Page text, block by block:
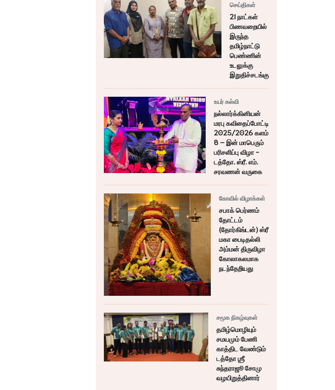
செய்திகள்
21 நாட்கள்
பிணவறையில்
இருந்த
தமிழ்நாட்டு
பெண்ணின்
உடலுக்கு
இறுதிச்சடங்கு
உயர் கல்வி
நல்லார்க்கினியன்
மரபு கவிதைப்போட்டி
2025/2026 களம்
8 – இன் மாபெரும்
பரிசளிப்பு விழா -
டத்தோ. ஸ்ரீ. எம்.
சரவணன் வருகை
கோவில் விழாக்கள்
சபாக் பெர்ணம்
தோட்டம்
(தோர்கிங்டன்) ஸ்ரீ
மகா பைடிதல்லி
அம்மன் திருவிழா
கோலாகலமாக
நடந்தேறியது
சமூக நிகழ்வுகள்
தமிழ்மொழியும்
சமயமும் பேணி
காத்திட வேண்டும்
டத்தோ ஶ்ரீ
சுந்தராஜூ சோமு
வழயிறுத்தினார்